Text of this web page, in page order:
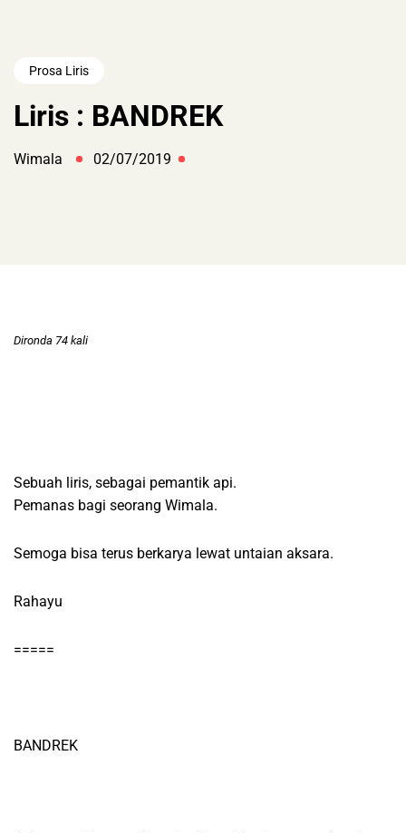
Prosa Liris
Liris : BANDREK
Wimala 02/07/2019
Dironda 74 kali
Sebuah liris, sebagai pemantik api.
Pemanas bagi seorang Wimala.
Semoga bisa terus berkarya lewat untaian aksara.
Rahayu
=====
BANDREK